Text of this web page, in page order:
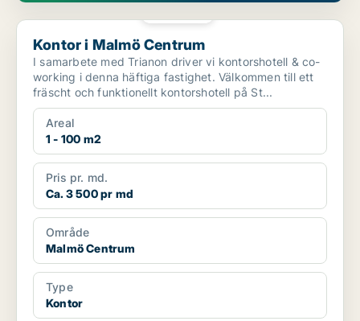
Kontor i Malmö Centrum
Kontor i Malmö Centrum
I samarbete med Trianon driver vi kontorshotell & co-
working i denna häftiga fastighet. Välkommen till ett
fräscht och funktionellt kontorshotell på St...
Areal
1 - 100 m2
Pris pr. md.
Ca. 3 500 pr md
Område
Malmö Centrum
Type
Kontor